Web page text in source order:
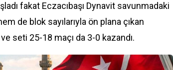
fakat Eczacıbaşı Dynavit savunmadaki
de blok sayılarıyla ön plana çıkan
seti 25-18 maçı da 3-0 kazandı.